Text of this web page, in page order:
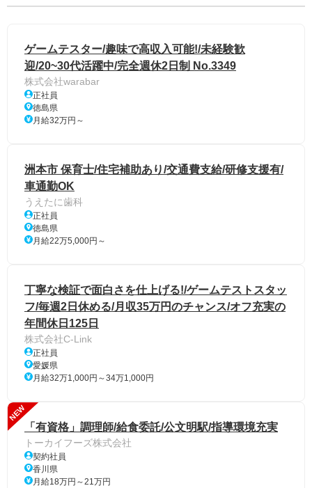
ゲームテスター/趣味で高収入可能!/未経験歓
迎/20~30代活躍中/完全週休2日制 No.3349
株式会社warabar
正社員
徳島県
月給32万円～
洲本市 保育士/住宅補助あり/交通費支給/研修支援有/
車通勤OK
うえたに歯科
正社員
徳島県
月給22万5,000円～
丁寧な検証で面白さを仕上げる!/ゲームテストスタッ
フ/毎週2日休める/月収35万円のチャンス/オフ充実の
年間休日125日
株式会社C-Link
正社員
愛媛県
月給32万1,000円～34万1,000円
NEW
「有資格」調理師/給食委託/公文明駅/指導環境充実
トーカイフーズ株式会社
契約社員
香川県
月給18万円～21万円